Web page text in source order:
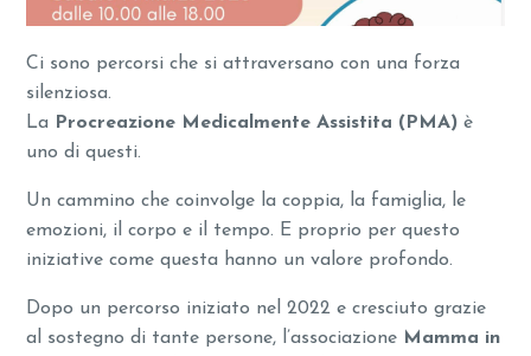
Ci sono percorsi che si attraversano con una forza
silenziosa.
La
Procreazione Medicalmente Assistita (PMA) è
uno di questi.
Un cammino che coinvolge la coppia, la famiglia, le
emozioni, il corpo e il tempo. E proprio per questo
iniziative come questa hanno un valore profondo.
Dopo un percorso iniziato nel 2022 e cresciuto grazie
al sostegno di tante persone, l’associazione Mamma in